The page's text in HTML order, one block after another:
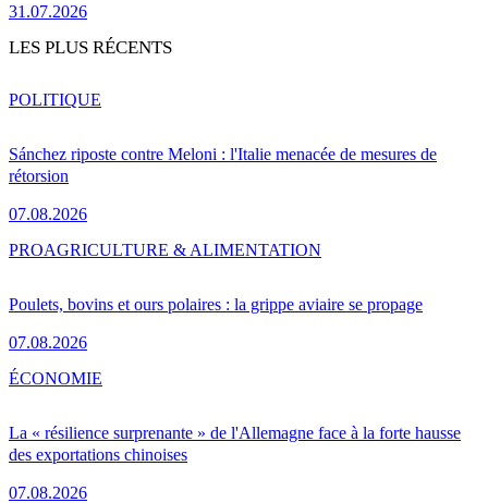
31.07.2026
LES PLUS RÉCENTS
Sánchez riposte contre Meloni : l'Italie menacée de mesures de
rétorsion
07.08.2026
POLITIQUE
Poulets, bovins et ours polaires : la grippe aviaire se propage
07.08.2026
PROAGRICULTURE & ALIMENTATION
La « résilience surprenante » de l'Allemagne face à la forte hausse
des exportations chinoises
07.08.2026
ÉCONOMIE